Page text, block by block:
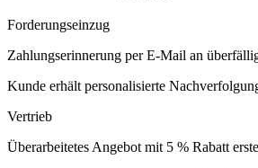
Forderungseinzug
Zahlungserinnerung per E-Mail an
Kunde erhält personalisierte
Vertrieb
Überarbeitetes Angebot mit 5 % Rabatt